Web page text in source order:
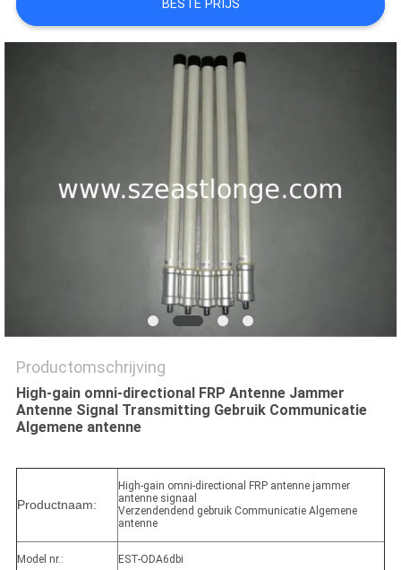
OFFERTE
PRIVACY
POLICY
BESTE PRIJS
Productomschrijving
High-gain omni-directional FRP Antenne Jammer
Antenne Signal Transmitting Gebruik Communicatie
Algemene antenne
Productnaam:
High-gain omni-directional FRP antenne jammer
antenne signaal
Verzendendend gebruik Communicatie Algemene
antenne
Model nr.: EST-ODA6dbi